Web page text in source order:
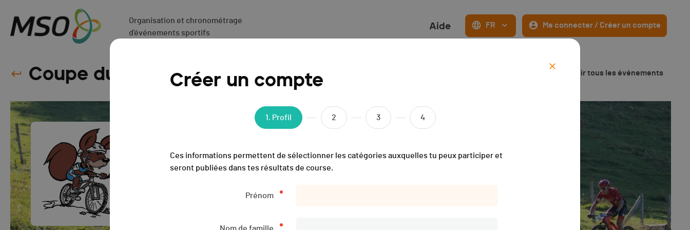
Créer un compte
1 . Profil 2 3 4
Ces informations permettent de sélectionner les catégories auxquelles tu peux participer et
seront publiées dans tes résultats de course.
Prénom
Organisation et chronométrage
d'événements sportifs
Aide FR Me connecter / Créer un compte
Coupe du Chasseron - 2022 Voir tous les événements